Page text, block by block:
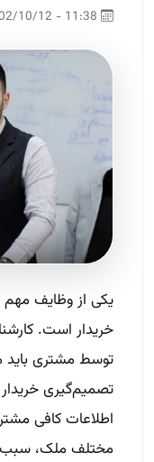
یکی از وظایف
خریدار است.
توسط مشتری باید
تصمیم‌گیری خریدار
اطلاعات کافی
مختلف ملک، سبب